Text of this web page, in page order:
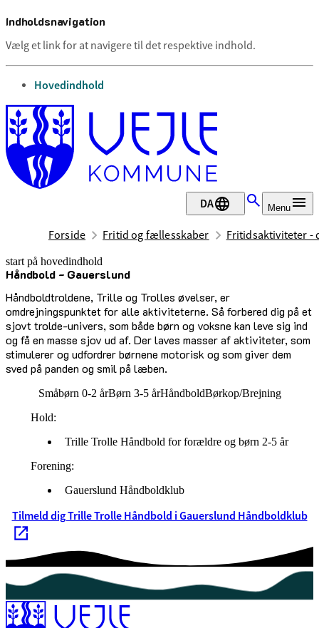
Indholdsnavigation
Vælg et link for at navigere til det respektive indhold.
gå til
Hovedindhold
DA Menu
Forside Fritid og fællesskaber Fritidsaktiviteter -
start på hovedindhold
Håndbold - Gauerslund
Håndboldtroldene, Trille og Trolles øvelser, er
omdrejningspunktet for alle aktiviteterne. Så forbered dig på et
sjovt trolde-univers, som både børn og voksne kan leve sig ind
og få en masse sjov ud af. Der laves masser af aktiviteter, som
stimulerer og udfordrer børnene motorisk og som giver dem
sved på panden og smil på læben.
senest opdateret 17. februar 2026
Småbørn 0-2 årBørn 3-5 årHåndboldBørkop/Brejning
Hold:
Trille Trolle Håndbold for forældre og børn 2-5 år
Forening:
Gauerslund Håndboldklub
Tilmeld dig Trille Trolle Håndbold i Gauerslund Håndboldklub